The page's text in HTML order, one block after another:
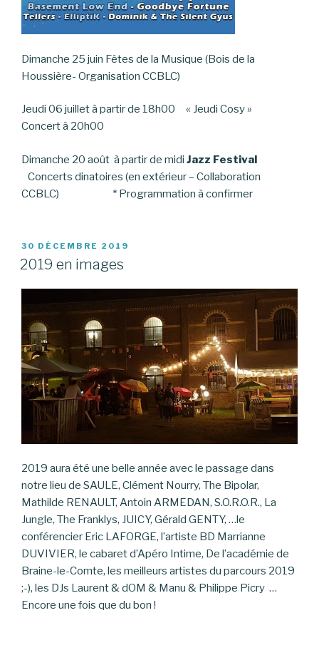
Dimanche 25 juin Fêtes de la Musique (Bois de la
Houssière- Organisation CCBLC)
Jeudi 06 juillet à partir de 18h00 « Jeudi Cosy »
Concert à 20h00
Dimanche 20 août à partir de midi Jazz Festival
Concerts dinatoires (en extérieur – Collaboration
CCBLC) * Programmation à confirmer
PUBLIÉ
LE
30 DÉCEMBRE 2019
2019 en images
2019 aura été une belle année avec le passage dans
notre lieu de SAULE, Clément Nourry, The Bipolar,
Mathilde RENAULT, Antoin ARMEDAN, S.O.R.O.R., La
Jungle, The Franklys, JUICY, Gérald GENTY, …le
conférencier Eric LAFORGE, l’artiste BD Marrianne
DUVIVIER, le cabaret d’Apéro Intime, De l’académie de
Braine-le-Comte, les meilleurs artistes du parcours 2019
;-), les DJs Laurent & dOM & Manu & Philippe Picry …
Encore une fois que du bon !